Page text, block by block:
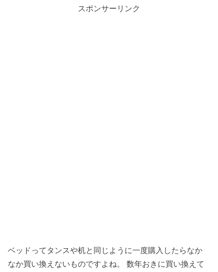
スポンサーリンク
ベッドってタンスや机と同じように一度購入したらなか
なか買い換えないものですよね。 数年おきに買い換えて